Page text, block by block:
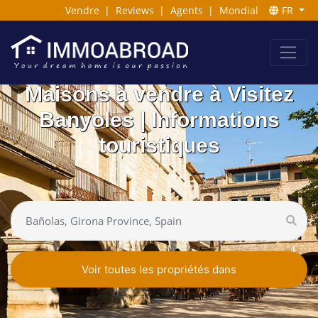
Vendre | Reviews | Agents | Mondial FR
Maisons à vendre à Visitez
Banyoles | Informations
touristiques
Voir toutes les propriétés dans